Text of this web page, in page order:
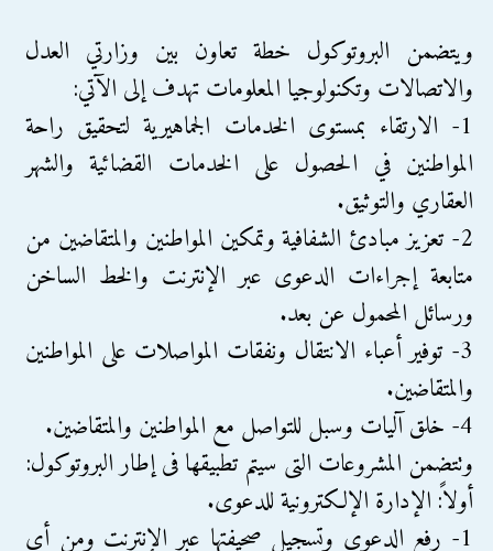
ويتضمن البروتوكول خطة تعاون بين وزارتي العدل
والاتصالات وتكنولوجيا المعلومات تهدف إلى الآتي:
1- الارتقاء بمستوى الخدمات الجماهيرية لتحقيق راحة
المواطنين في الحصول على الخدمات القضائية والشهر
العقاري والتوثيق.
2- تعزيز مبادئ الشفافية وتمكين المواطنين والمتقاضين من
متابعة إجراءات الدعوى عبر الإنترنت والخط الساخن
ورسائل المحمول عن بعد.
3- توفير أعباء الانتقال ونفقات المواصلات على المواطنين
والمتقاضين.
4- خلق آليات وسبل للتواصل مع المواطنين والمتقاضين.
وتتضمن المشروعات التى سيتم تطبيقها فى إطار البروتوكول:
أولاً: الإدارة الإلكترونية للدعوى.
1- رفع الدعوى وتسجيل صحيفتها عبر الإنترنت ومن أي